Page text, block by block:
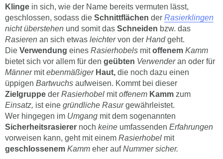
Klinge in sich, wie der Name bereits vermuten lässt,
geschlossen, sodass die Schnittflächen der Rasierklingen
nicht überstehen und somit das Schneiden bzw. das
Rasieren an sich etwas leichtervon der Handgeht.
Die Verwendung eines Rasierhobels mitoffenem Kamm
bietet sich vor allem für den geübten Verwenderan oder für
Männermitebenmäßiger Haut, die noch dazu einen
üppigen Bartwuchs aufweisen. Kommt bei dieser
Zielgruppe der Rasierhobel mitoffenem Kamm zum
Einsatz, ist eine gründliche Rasurgewährleistet.
Wer hingegen im Umgang mit dem sogenannten
Sicherheitsrasierer noch keine umfassenden Erfahrungen
vorweisen kann, geht mit einem Rasierhobel mit
geschlossenem Kamm eher aufNummer sicher.